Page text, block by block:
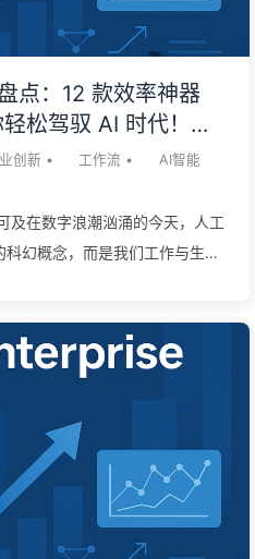
们梦寐以求的 AI 智能体。毕
把任何可能需要的东西——工
索增强生成）的热度骤然降温
词，何必费心去寻找最佳文档
台）的火爆添了一把火（连接
点：12 款效率神器
松驾驭 AI 时代！
创新 • 工作流 •
AI智能
及在数字浪潮汹涌的今天，人工
幻概念，而是我们工作与生活
的 AI 工具，如何选择最适合
AI 工具平替方案，能让我们
化需求？ 本文将为您深度盘点
工具，并为您揭示它们如何通
共鸣。更重要的是，我们还将
具平替方案，助您轻松驾驭 AI
具详解与场景共鸣：你的专属